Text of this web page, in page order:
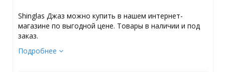
Shinglas Джаз можно купить в нашем интернет-
магазине по выгодной цене. Товары в наличии и под
заказ.
Подробнее